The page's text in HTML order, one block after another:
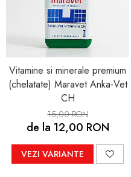
Vitamine si minerale premium
(chelatate) Maravet Anka-Vet
CH
15,00 RON
de la 12,00 RON
VEZI VARIANTE